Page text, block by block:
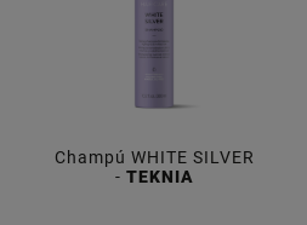
Champú WHITE SILVER
- TEKNIA